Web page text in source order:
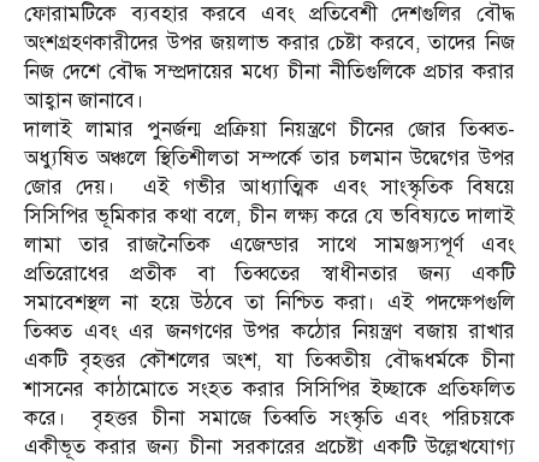
ফোরামটিকে ব্যবহার করবে এবং প্রতিবেশী দেশগুলির বৌদ্ধ
অংশগ্রহণকারীদের উপর জয়লাভ করার চেষ্টা করবে, তাদের নিজ
নিজ দেশে বৌদ্ধ সম্প্রদায়ের মধ্যে চীনা নীতিগুলিকে প্রচার করার
আহ্বান জানাবে।
দালাই লামার পুনর্জন্ম প্রক্রিয়া নিয়ন্ত্রণে চীনের জোর তিব্বত-
অধ্যুষিত অঞ্চলে স্থিতিশীলতা সম্পর্কে তার চলমান উদ্বেগের উপর
জোর দেয়। এই গভীর আধ্যাত্মিক এবং সাংস্কৃতিক বিষয়ে
সিসিপির ভূমিকার কথা বলে, চীন লক্ষ্য করে যে ভবিষ্যতে দালাই
লামা তার রাজনৈতিক এজেন্ডার সাথে সামঞ্জস্যপূর্ণ এবং
প্রতিরোধের প্রতীক বা তিব্বতের স্বাধীনতার জন্য একটি
সমাবেশস্থল না হয়ে উঠবে তা নিশ্চিত করা। এই পদক্ষেপগুলি
তিব্বত এবং এর জনগণের উপর কঠোর নিয়ন্ত্রণ বজায় রাখার
একটি বৃহত্তর কৌশলের অংশ, যা তিব্বতীয় বৌদ্ধধর্মকে চীনা
শাসনের কাঠামোতে সংহত করার সিসিপির ইচ্ছাকে প্রতিফলিত
করে। বৃহত্তর চীনা সমাজে তিব্বতি সংস্কৃতি এবং পরিচয়কে
একীভূত করার জন্য চীনা সরকারের প্রচেষ্টা একটি উল্লেখযোগ্য